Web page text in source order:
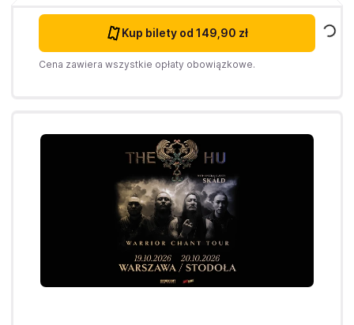
Kup bilety od 149,90 zł
Cena zawiera wszystkie opłaty obowiązkowe.